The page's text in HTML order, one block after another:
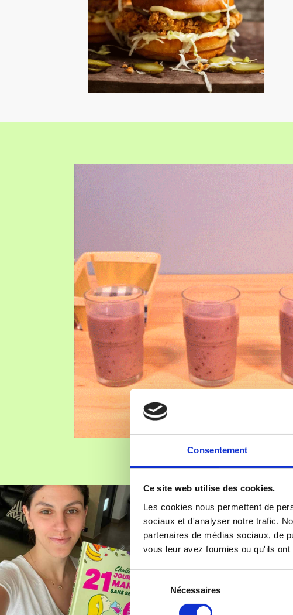
Consentement
Ce site web utilise des cookies.
Les cookies nous permettent de
sociaux et d'analyser notre trafic.
partenaires de médias sociaux, de
vous leur avez fournies ou qu'ils
Sélection
du
consentement
Nécessaires